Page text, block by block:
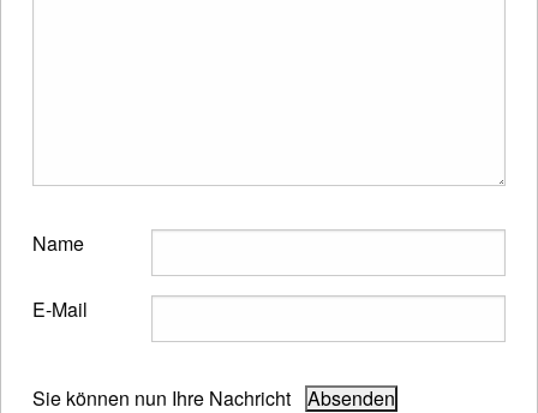
Name
E-Mail
Sie können nun Ihre Nachricht